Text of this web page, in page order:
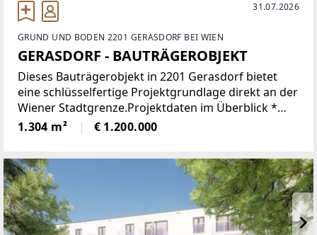
31.07.2026
GRUND UND BODEN 2201 GERASDORF BEI WIEN
GERASDORF - BAUTRÄGEROBJEKT
Dieses Bauträgerobjekt in 2201 Gerasdorf bietet
eine schlüsselfertige Projektgrundlage direkt an der
Wiener Stadtgrenze.Projektdaten im Überblick *
Adresse: Dr. Theodor Körner Gasse 3-5, 2201
Gerasdorf * Grundstücksfläche: 1.304
1.304 m² € 1.200.000